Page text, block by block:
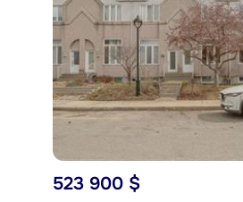
523 900 $